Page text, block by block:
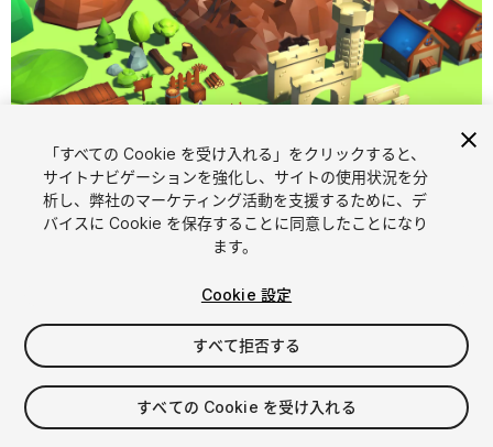
FREE
49viewsin the past week
「すべての Cookie を受け入れる」をクリックすると、
サイトナビゲーションを強化し、サイトの使用状況を分
析し、弊社のマーケティング活動を支援するために、デ
バイスに Cookie を保存することに同意したことになり
ます。
Cookie 設定
すべて拒否する
すべての Cookie を受け入れる